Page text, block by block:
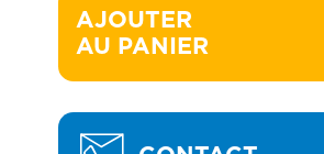
AJOUTER
AU PANIER